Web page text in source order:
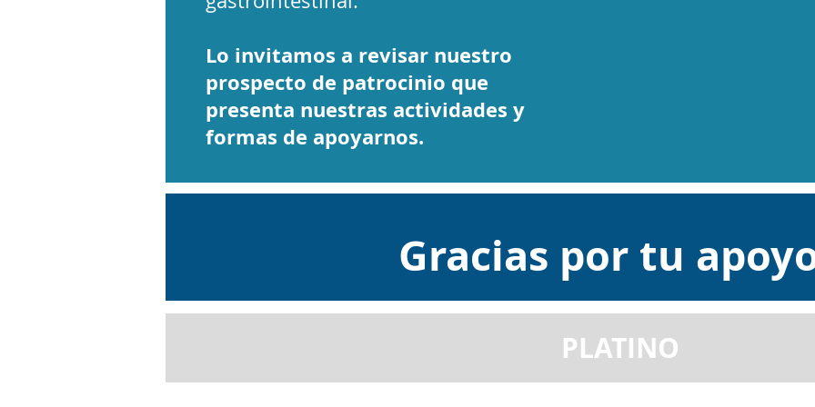
Lo invitamos a revisar nuestro
prospecto de patrocinio que
presenta nuestras actividades y
formas de apoyarnos.
Gracias por tu
PLATINO